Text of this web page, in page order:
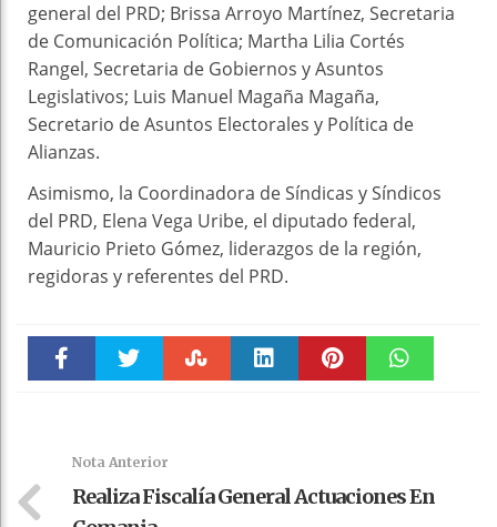
general del PRD; Brissa Arroyo Martínez, Secretaria
de Comunicación Política; Martha Lilia Cortés
Rangel, Secretaria de Gobiernos y Asuntos
Legislativos; Luis Manuel Magaña Magaña,
Secretario de Asuntos Electorales y Política de
Alianzas.
Asimismo, la Coordinadora de Síndicas y Síndicos
del PRD, Elena Vega Uribe, el diputado federal,
Mauricio Prieto Gómez, liderazgos de la región,
regidoras y referentes del PRD.
Nota Anterior
Realiza Fiscalía General Actuaciones En